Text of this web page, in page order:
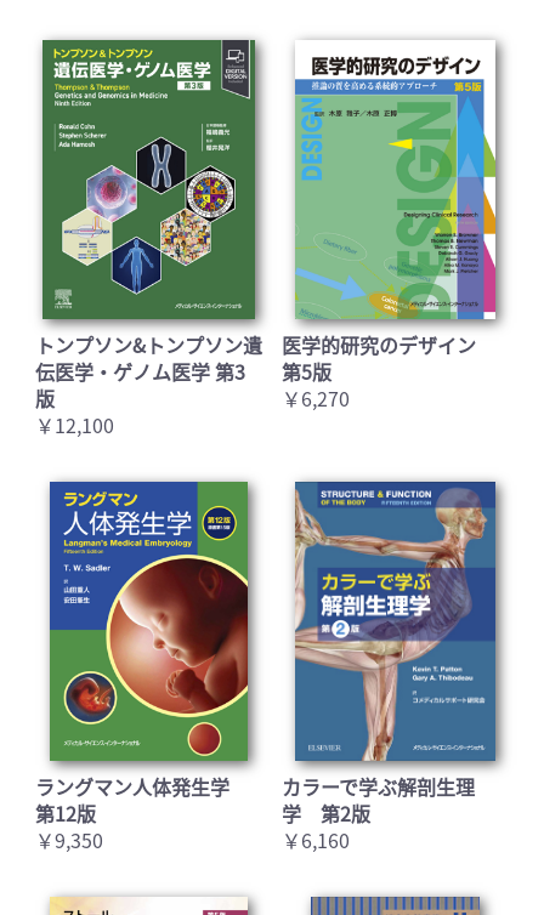
トンプソン&トンプソン遺
伝医学・ゲノム医学 第3
版
￥12,100
医学的研究のデザイン
第5版
￥6,270
ラングマン人体発生学
第12版
￥9,350
カラーで学ぶ解剖生理
学 第2版
￥6,160